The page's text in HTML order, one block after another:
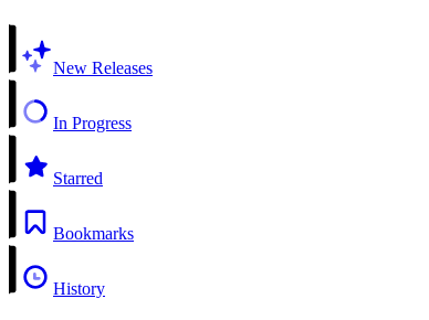
New Releases
In Progress
Starred
Bookmarks
History